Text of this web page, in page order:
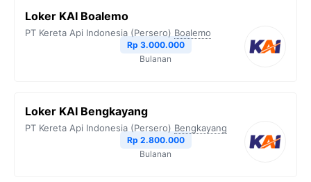
Loker KAI Boalemo
PT Kereta Api Indonesia (Persero) Boalemo
Rp 3.000.000
Bulanan
Loker KAI Bengkayang
PT Kereta Api Indonesia (Persero) Bengkayang
Rp 2.800.000
Bulanan